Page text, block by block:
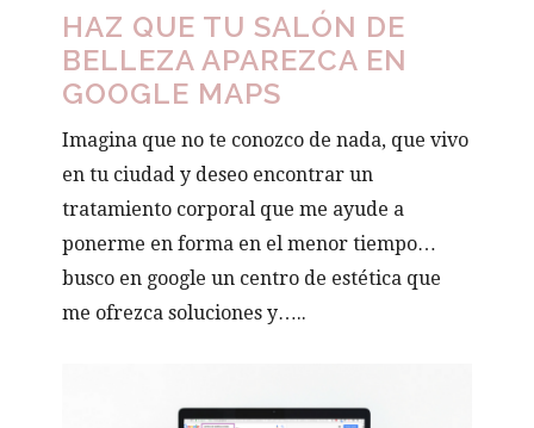
HAZ QUE TU SALÓN DE
BELLEZA APAREZCA EN
GOOGLE MAPS
Imagina que no te conozco de nada, que vivo
en tu ciudad y deseo encontrar un
tratamiento corporal que me ayude a
ponerme en forma en el menor tiempo…
busco en google un centro de estética que
me ofrezca soluciones y…..